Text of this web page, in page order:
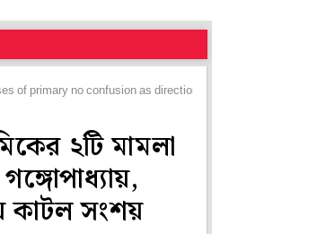
of primary no confusion as direction from supreme court came
২টি মামলা
কাটল সংশয়